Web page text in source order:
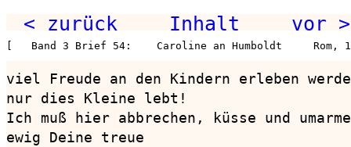
< zurück Inhalt vor >
[   Band 3 Brief 54:    Caroline an Humboldt     Rom,
viel Freude an den Kindern erleben
nur dies Kleine lebt!
Ich muß hier abbrechen, küsse und
ewig Deine treue